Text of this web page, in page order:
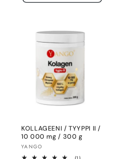
KOLLAGEENI / TYYPPI II /
10 000 mg / 300 g
Säljare:
YANGO